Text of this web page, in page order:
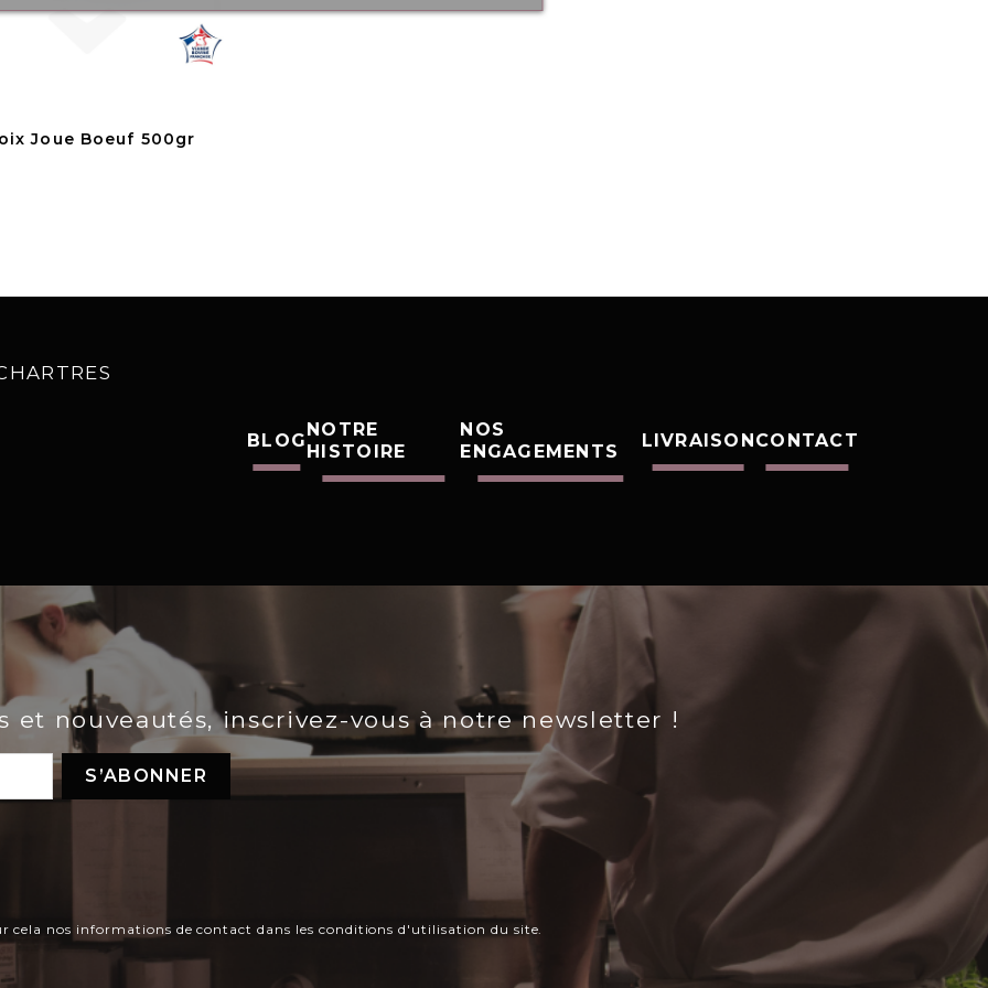
Joue Boeuf 500gr
BLOG
NOTRE
HISTOIRE
NOS
ENGAGEMENTS
LIVRAISONCONTACT
et nouveautés, inscrivez-vous à notre newsletter !
nos informations de contact dans les conditions d'utilisation du site.